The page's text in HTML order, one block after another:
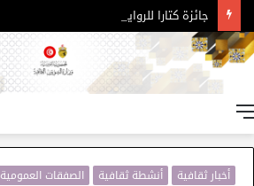
جائزة كتارا للرواية العربية – الدورة 11
أخبار ثقافية أنشطة ثقافية الصفقات العمومية